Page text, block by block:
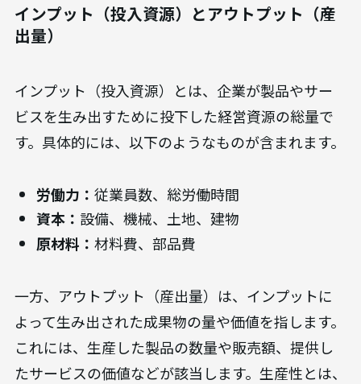
インプット（投入資源）とアウトプット（産
出量）
インプット（投入資源）とは、企業が製品やサー
ビスを生み出すために投下した経営資源の総量で
す。具体的には、以下のようなものが含まれます。
労働力： 従業員数、総労働時間
資本： 設備、機械、土地、建物
原材料： 材料費、部品費
一方、アウトプット（産出量）は、インプットに
よって生み出された成果物の量や価値を指します。
これには、生産した製品の数量や販売額、提供し
たサービスの価値などが該当します。生産性とは、